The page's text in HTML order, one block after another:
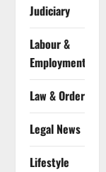
Judiciary
Labour &
Employment
Law & Order
Legal News
Lifestyle